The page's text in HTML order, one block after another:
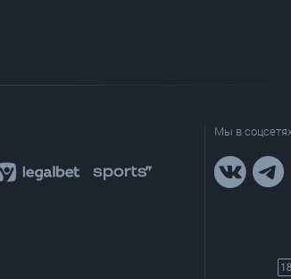
Мы в